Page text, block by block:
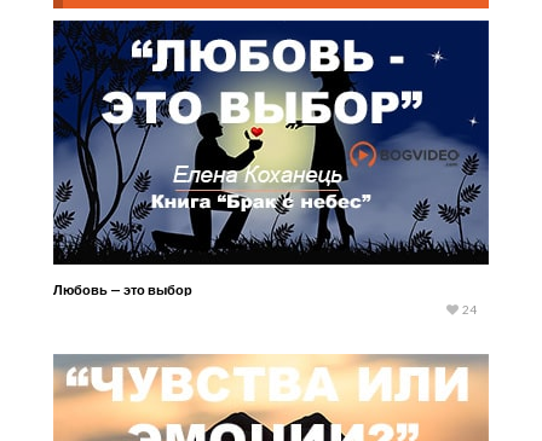
Любовь — это выбор
24